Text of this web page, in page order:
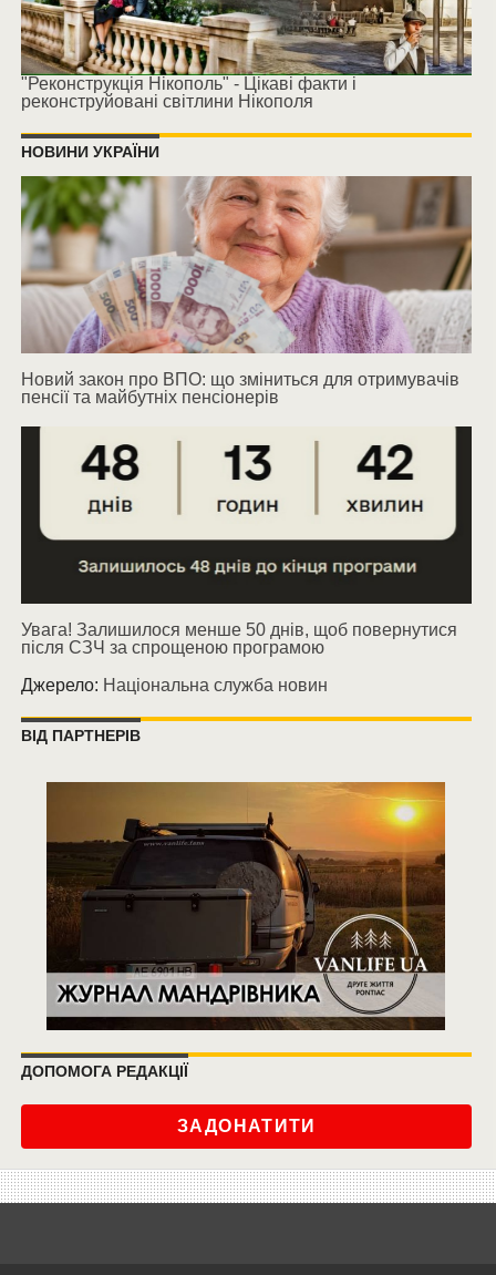
"Реконструкція Нікополь" - Цікаві факти і
реконструйовані світлини Нікополя
НОВИНИ УКРАЇНИ
Новий закон про ВПО: що зміниться для отримувачів
пенсії та майбутніх пенсіонерів
Увага! Залишилося менше 50 днів, щоб повернутися
після СЗЧ за спрощеною програмою
Джерело: Національна служба новин
ВІД ПАРТНЕРІВ
ДОПОМОГА РЕДАКЦІЇ
ЗАДОНАТИТИ